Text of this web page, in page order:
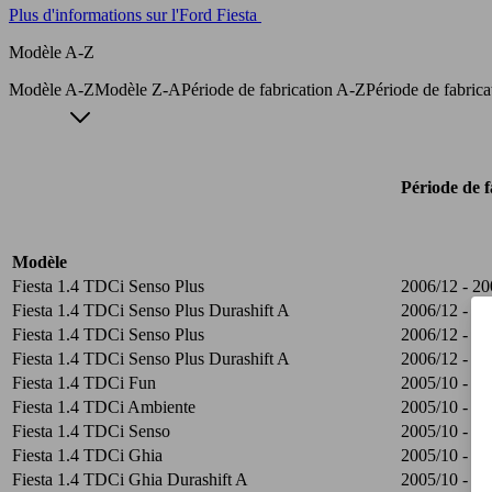
Plus d'informations sur l'Ford Fiesta
Modèle A-Z
Modèle A-ZModèle Z-APériode de fabrication A-ZPériode de
Modèle
Période de
Fiesta 1.4 TDCi Senso Plus 2006/12 -
Fiesta 1.4 TDCi Senso Plus Durashift A
2006/12 -
Fiesta 1.4 TDCi Senso Plus
2006/12 -
Fiesta 1.4 TDCi Senso Plus Durashift A
2006/12 -
Fiesta 1.4 TDCi Fun
2005/10 -
Fiesta 1.4 TDCi Ambiente
2005/10 -
Fiesta 1.4 TDCi Senso
2005/10 -
Fiesta 1.4 TDCi Ghia
2005/10 -
Fiesta 1.4 TDCi Ghia Durashift A
2005/10 -